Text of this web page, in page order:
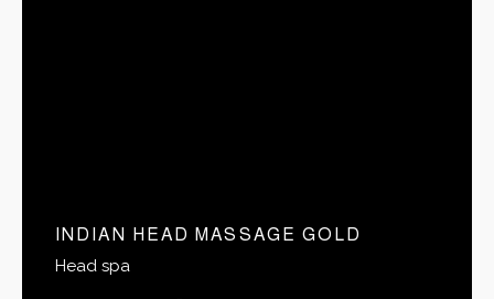
INDIAN HEAD MASSAGE GOLD
Head spa